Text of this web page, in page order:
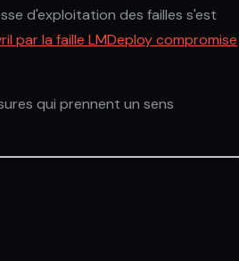
d'exploitation des failles s'est
par la faille LMDeploy compromise
qui prennent un sens